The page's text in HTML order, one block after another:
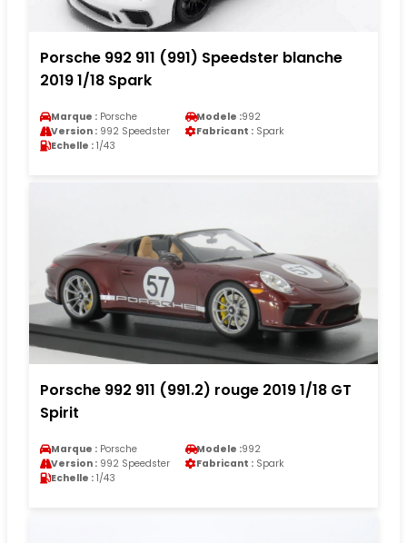
Porsche 992 911 (991) Speedster blanche
2019 1/18 Spark
Marque : Porsche Modele :992
Version : 992 Speedster Fabricant : Spark
Echelle : 1/43
Porsche 992 911 (991.2) rouge 2019 1/18 GT
Spirit
Marque : Porsche Modele :992
Version : 992 Speedster Fabricant : Spark
Echelle : 1/43